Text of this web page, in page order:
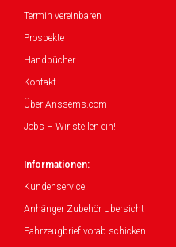
Termin vereinbaren
Prospekte
Handbücher
Kontakt
Über Anssems.com
Jobs – Wir stellen ein!
Informationen:
Kundenservice
Anhänger Zubehör Übersicht
Fahrzeugbrief vorab schicken